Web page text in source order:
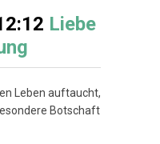
Liebe
Leben auftaucht,
Botschaft